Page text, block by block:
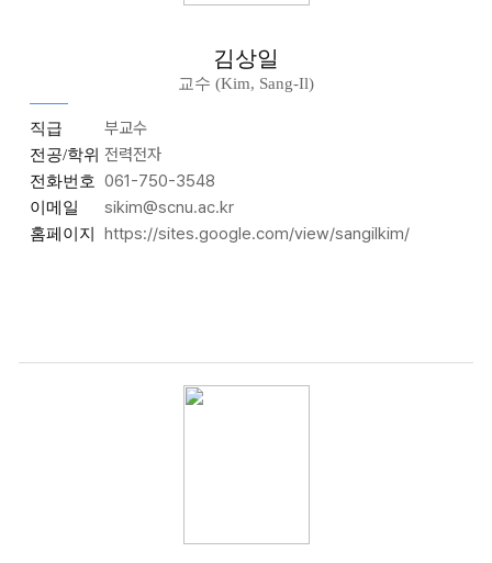
김상일
교수 (Kim, Sang-Il)
직급 부교수
전공/학위 전력전자
전화번호 061-750-3548
이메일 sikim@scnu.ac.kr
홈페이지 https://sites.google.com/view/sangilkim/